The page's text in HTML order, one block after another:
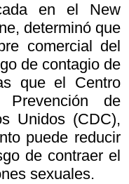
en el New
determinó que
comercial del
de contagio de
que el Centro
de
Unidos (CDC),
puede reducir
de contraer el
sexuales.